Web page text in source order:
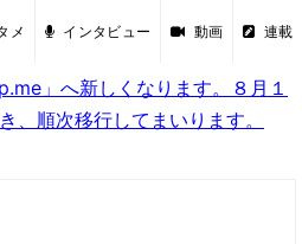
メ インタビュー 動画 連載
」へ新しくなります。８月１
、順次移行してまいります。